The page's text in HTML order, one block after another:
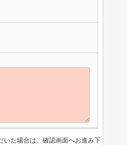
いた場合は、確認画面へお進み下